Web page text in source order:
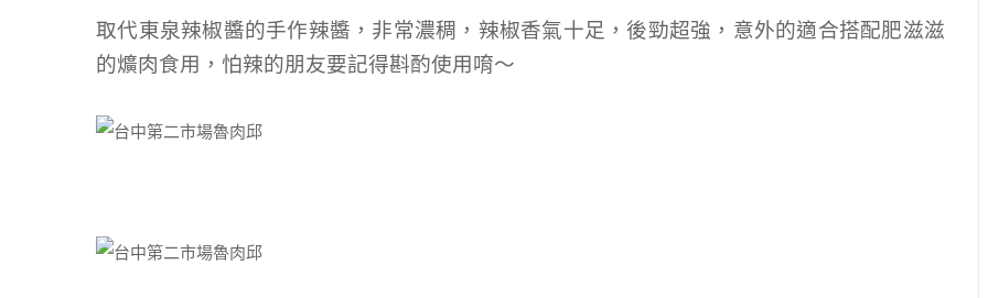
取代東泉辣椒醬的手作辣醬，非常濃稠，辣椒香氣十足，後勁超強，意外的適合搭配肥滋滋
的爌肉食用，怕辣的朋友要記得斟酌使用唷～